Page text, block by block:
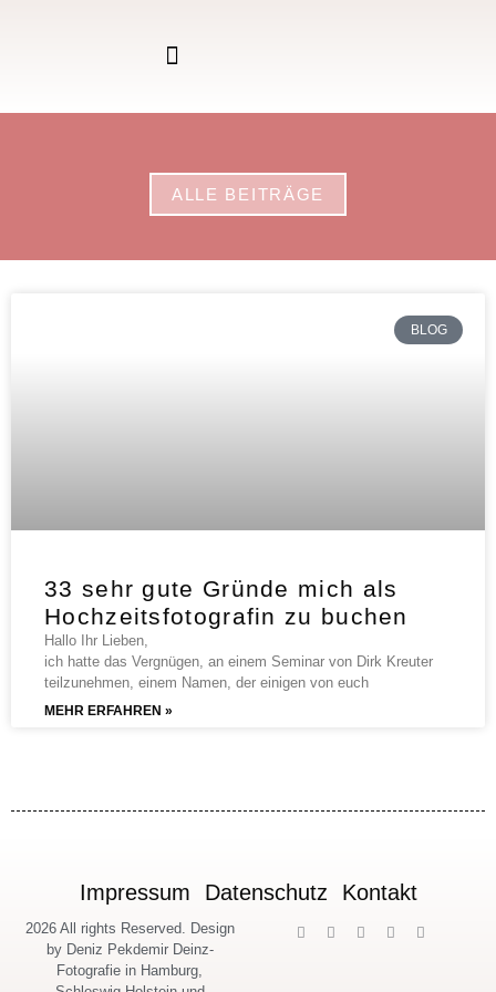
ALLE BEITRÄGE
BLOG
33 sehr gute Gründe mich als
Hochzeitsfotografin zu buchen
Hallo Ihr Lieben,
ich hatte das Vergnügen, an einem Seminar von Dirk Kreuter
teilzunehmen, einem Namen, der einigen von euch
MEHR ERFAHREN »
Impressum Datenschutz Kontakt
2026 All rights Reserved. Design
by Deniz Pekdemir Deinz-
Fotografie in Hamburg,